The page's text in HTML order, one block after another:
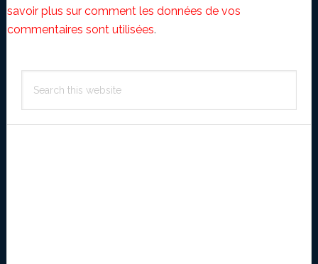
savoir plus sur comment les données de vos
commentaires sont utilisées.
Primary
Sidebar
this